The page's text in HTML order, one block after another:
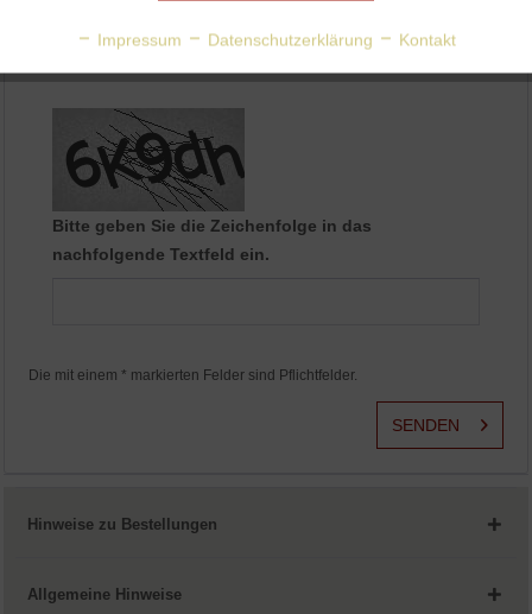
Bitte geben Sie die Zeichenfolge in das
nachfolgende Textfeld ein.
Die mit einem * markierten Felder sind Pflichtfelder.
SENDEN
Hinweise zu Bestellungen
Allgemeine Hinweise
Personalisierung
Impressum Datenschutzerklärung Kontakt